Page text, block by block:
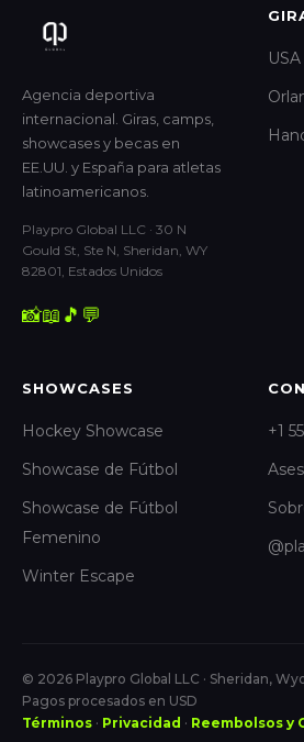
Agencia deportiva
internacional. Giras, camps,
showcases y becas en
EE.UU. y España para atletas
latinoamericanos.
Playpro Global LLC · 30 N
Gould St, Ste N, Sheridan, WY
82801, Estados Unidos
📸📖 🎵 💬
SHOWCASES
Hockey Showcase
Showcase de Fútbol
Showcase de Fútbol
Femenino
Winter Escape
+1
© 2026 Playpro Global LLC · Sheridan,
Pagos procesados en USD
Términos · Privacidad · Reembolsos y